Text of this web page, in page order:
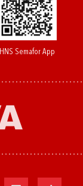
HNS Semafor App